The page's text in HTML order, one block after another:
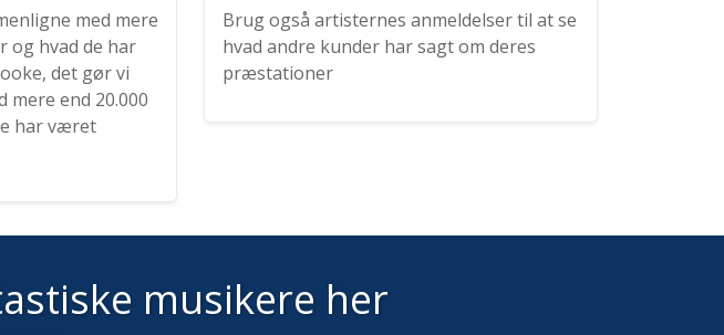
med mere
og hvad de har
det gør vi
mere end 20.000
har været
Brug også artisternes anmeldelser til at se
hvad andre kunder har sagt om deres
præstationer
musikere her